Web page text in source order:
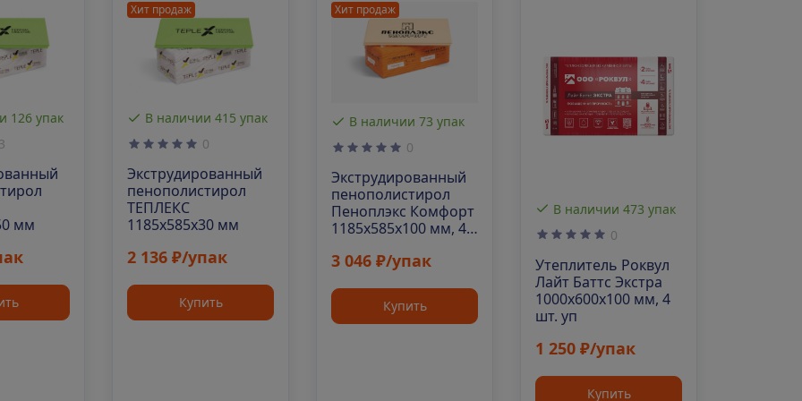
126 упак
3
мм
Хит продаж
В наличии 415 упак
0
Экструдированный
пенополистирол
ТЕПЛЕКС
1185х585х30 мм
2 136 ₽/упак
Купить
Хит продаж
В наличии 73 упак
0
Экструдированный
пенополистирол
Пеноплэкс Комфорт
1185х585х100 мм, 4
3 046 ₽/упак
Купить
В наличии 473 упак
0
Утеплитель Роквул
Лайт Баттс Экстра
1000х600х100 мм, 4
шт. уп
1 250 ₽/упак
Купить